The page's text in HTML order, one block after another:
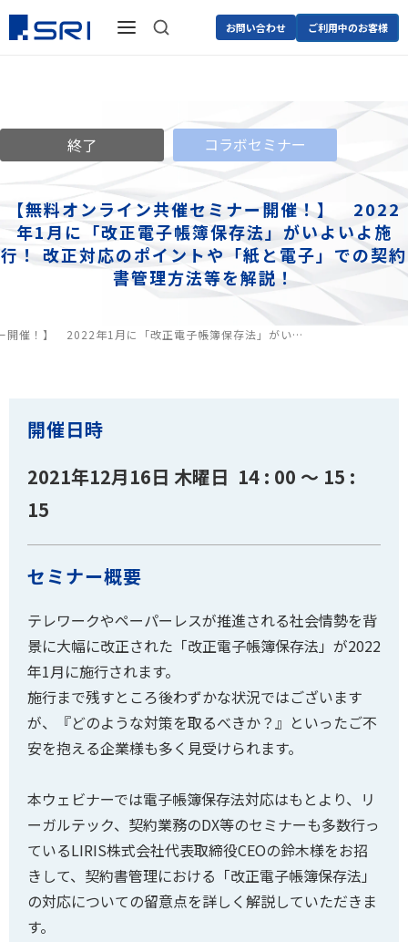
お問い合わせ ご利用中のお客様
終了 コラボセミナー
【無料オンライン共催セミナー開催！】 2022
年1月に「改正電子帳簿保存法」がいよいよ施
行！ 改正対応のポイントや「紙と電子」での契約
書管理方法等を解説！
開催！】 2022年1月に「改正電子帳簿保存法」がい…
開催日時
2021年12月16日 木曜日 14 : 00 ～ 15 :
15
セミナー概要
テレワークやペーパーレスが推進される社会情勢を背
景に大幅に改正された「改正電子帳簿保存法」が2022
年1月に施行されます。
施行まで残すところ後わずかな状況ではございます
が、『どのような対策を取るべきか？』といったご不
安を抱える企業様も多く見受けられます。
本ウェビナーでは電子帳簿保存法対応はもとより、リ
ーガルテック、契約業務のDX等のセミナーも多数行っ
ているLIRIS株式会社代表取締役CEOの鈴木様をお招
きして、契約書管理における「改正電子帳簿保存法」
の対応についての留意点を詳しく解説していただきま
す。